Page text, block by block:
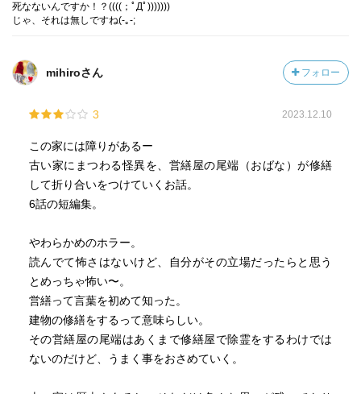
死なないんですか！？((((；ﾟДﾟ)))))))
じゃ、それは無しですね(-｡-;
mihiroさん フォロー
3 2023.12.10
この家には障りがあるー
古い家にまつわる怪異を、営繕屋の尾端（おばな）が修繕
して折り合いをつけていくお話。
6話の短編集。
やわらかめのホラー。
読んでて怖さはないけど、自分がその立場だったらと思う
とめっちゃ怖い〜。
営繕って言葉を初めて知った。
建物の修繕をするって意味らしい。
その営繕屋の尾端はあくまで修繕屋で除霊をするわけでは
ないのだけど、うまく事をおさめていく。